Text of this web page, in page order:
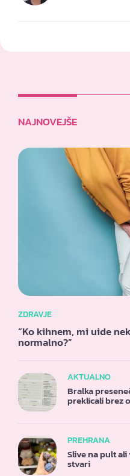
NAJNOVEJŠE
ZDRAVJE
“Ko kihnem, mi uide
normalno?”
AKTUALNO
Bralka
preklicali brez
PREHRANA
Slive na pult
stvari